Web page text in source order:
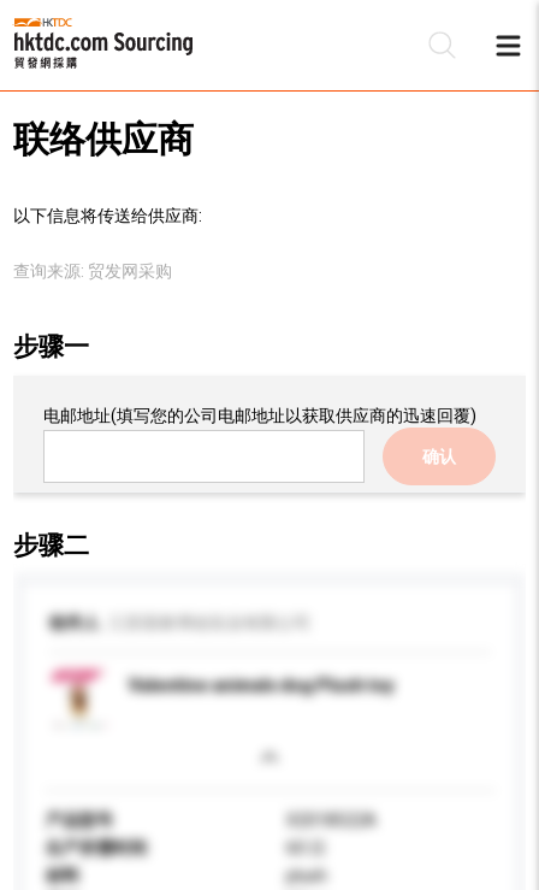
联络供应商
以下信息将传送给供应商:
查询来源: 贸发网采购
步骤一
电邮地址(填写您的公司电邮地址以获取供应商的迅速回覆)
确认
步骤二
收件人
Valentine animals dog Plush toy
产品型号
X2018522A
生产所需时间
60 日
材料
plush